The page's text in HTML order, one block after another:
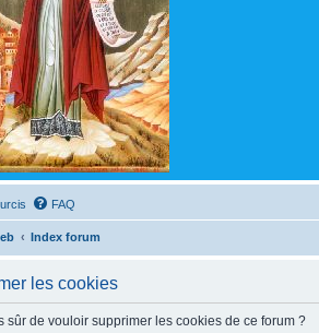
FAQ
Index forum
les cookies
sûr de vouloir supprimer les cookies de ce forum ?